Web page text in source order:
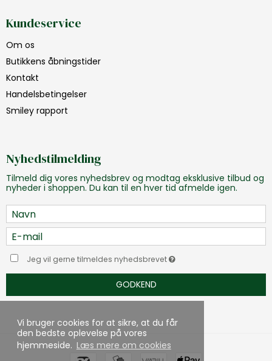
Vi bruger cookies for at sikre, at du får
den bedste oplevelse på vores
hjemmeside. Læs mere om cookies
Kundeservice
Om os
Butikkens åbningstider
Kontakt
Handelsbetingelser
Smiley rapport
Nyhedstilmelding
Tilmeld dig vores nyhedsbrev og modtag eksklusive tilbud og
nyheder i shoppen. Du kan til en hver tid afmelde igen.
Jeg vil gerne tilmeldes nyhedsbrevet
GODKEND